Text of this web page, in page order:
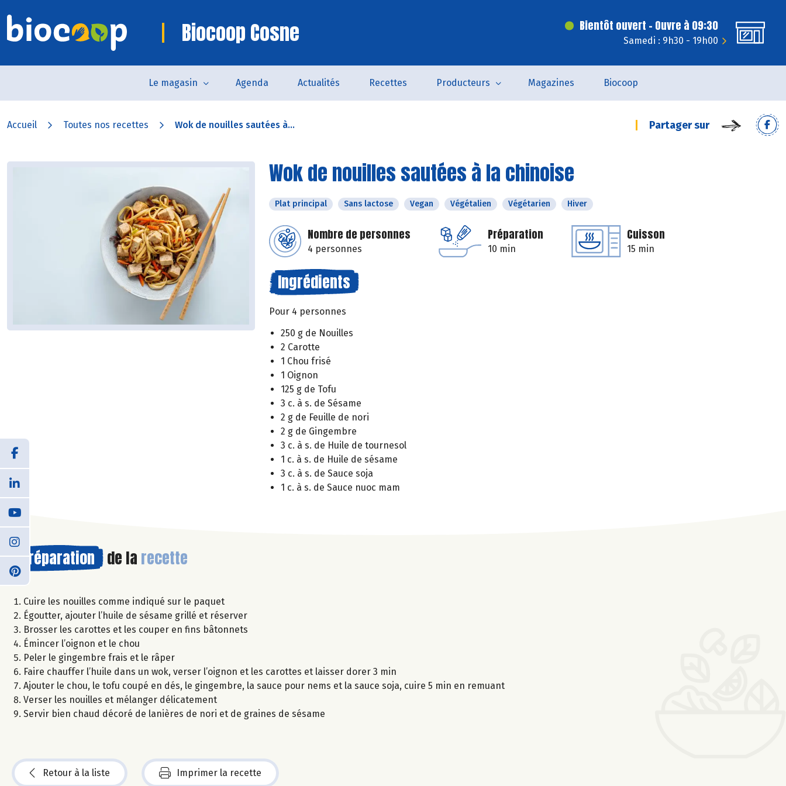
Biocoop Cosne Bientôt ouvert - Ouvre à 09:30
Samedi : 9h30 - 19h00
Le magasin Agenda Actualités Recettes Producteurs Magazines Biocoop
Accueil Toutes nos recettes Wok de nouilles sautées à... Partager sur
Wok de nouilles sautées à la chinoise
Plat principal Sans lactose Vegan Végétalien Végétarien Hiver
Nombre de personnes
4 personnes
Préparation
10 min
Cuisson
15 min
Ingrédients
Pour 4 personnes
250 g de Nouilles
2 Carotte
1 Chou frisé
1 Oignon
125 g de Tofu
3 c. à s. de Sésame
2 g de Feuille de nori
2 g de Gingembre
3 c. à s. de Huile de tournesol
1 c. à s. de Huile de sésame
3 c. à s. de Sauce soja
1 c. à s. de Sauce nuoc mam
Préparation de la recette
Cuire les nouilles comme indiqué sur le paquet
Égoutter, ajouter l’huile de sésame grillé et réserver
Brosser les carottes et les couper en fins bâtonnets
Émincer l’oignon et le chou
Peler le gingembre frais et le râper
Faire chauffer l’huile dans un wok, verser l’oignon et les carottes et laisser dorer 3 min
Ajouter le chou, le tofu coupé en dés, le gingembre, la sauce pour nems et la sauce soja, cuire 5 min en remuant
Verser les nouilles et mélanger délicatement
Servir bien chaud décoré de lanières de nori et de graines de sésame
Retour à la liste Imprimer la recette